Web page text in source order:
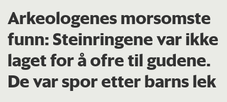
Arkeologenes morsomste
funn: Steinringene var ikke
laget for å ofre til gudene.
De var spor etter barns lek